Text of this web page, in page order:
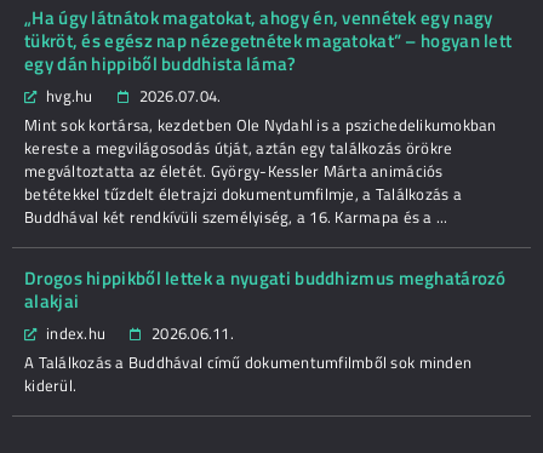
„Ha úgy látnátok magatokat, ahogy én, vennétek egy nagy
tükröt, és egész nap nézegetnétek magatokat” – hogyan lett
egy dán hippiből buddhista láma?
hvg.hu
2026.07.04.
Mint sok kortársa, kezdetben Ole Nydahl is a pszichedelikumokban
kereste a megvilágosodás útját, aztán egy találkozás örökre
megváltoztatta az életét. György-Kessler Márta animációs
betétekkel tűzdelt életrajzi dokumentumfilmje, a Találkozás a
Buddhával két rendkívüli személyiség, a 16. Karmapa és a ...
Drogos hippikből lettek a nyugati buddhizmus meghatározó
alakjai
index.hu
2026.06.11.
A Találkozás a Buddhával című dokumentumfilmből sok minden
kiderül.